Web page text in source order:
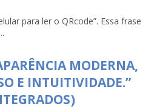
para ler o QRcode”. Essa frase
MODERNA,
E INTUITIVIDADE.”